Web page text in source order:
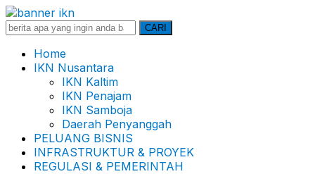
Search
CARI
Home
IKN Nusantara
IKN Kaltim
IKN Penajam
IKN Samboja
Daerah Penyanggah
PELUANG BISNIS
INFRASTRUKTUR & PROYEK
REGULASI & PEMERINTAH